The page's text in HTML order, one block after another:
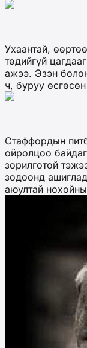
Ухаантай,
төдийгүй
ажээ. Эзэн
ч, буруу
Стаффордын
ойролцоо
зорилготой
зодоонд
аюултай